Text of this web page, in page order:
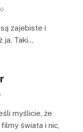
0
są zajebiste i
ja. Taki…
myślicie, że
świata i nic,